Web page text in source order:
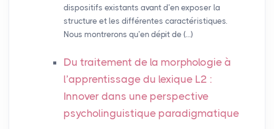
dispositifs existants avant d’en exposer la
structure et les différentes caractéristiques.
Nous montrerons qu’en dépit de (…)
Du traitement de la morphologie à
l’apprentissage du lexique L2 :
Innover dans une perspective
psycholinguistique paradigmatique